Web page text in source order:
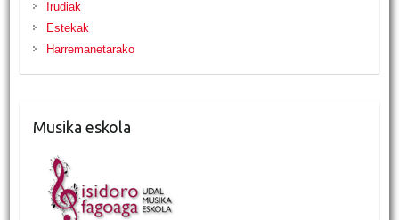
Irudiak
Estekak
Harremanetarako
Musika eskola